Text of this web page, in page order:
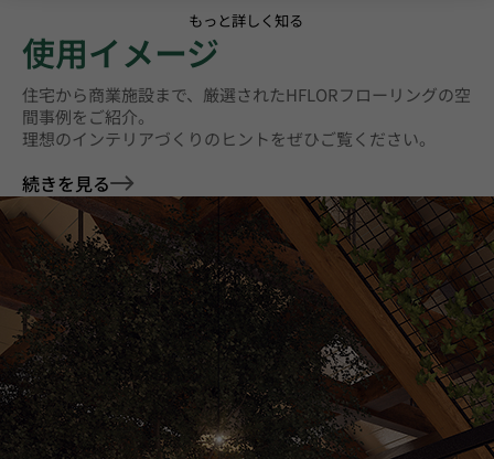
もっと詳しく知る
使用イメージ
住宅から商業施設まで、厳選されたHFLORフローリングの空
間事例をご紹介。
理想のインテリアづくりのヒントをぜひご覧ください。
続きを見る